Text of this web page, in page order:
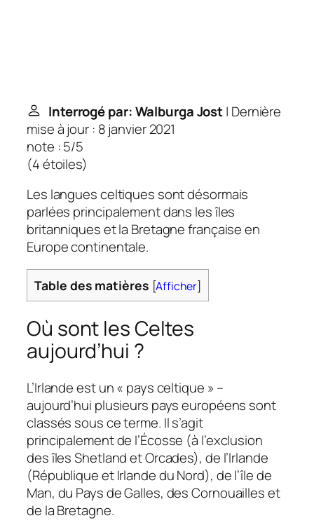
Interrogé par: Walburga Jost| Dernière
mise à jour : 8 janvier 2021
note : 5/5
(4 étoiles)
Les langues celtiques sont désormais
parlées principalement dans les îles
britanniques et la Bretagne française en
Europe continentale.
Table des matières [Afficher]
Où sont les Celtes
aujourd’hui ?
L’Irlande est un « pays celtique » –
aujourd’hui plusieurs pays européens sont
classés sous ce terme. Il s’agit
principalement de l’Écosse (à l’exclusion
des îles Shetland et Orcades), de l’Irlande
(République et Irlande du Nord), de l’île de
Man, du Pays de Galles, des Cornouailles et
de la Bretagne.